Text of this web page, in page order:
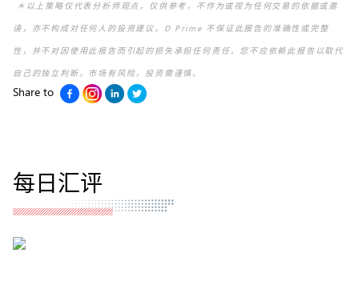
＊以上策略仅代表分析师观点，仅供参考，不作为或视为任何交易的依据或邀
请，亦不构成对任何人的投资建议。D Prime 不保证此报告的准确性或完整
性，并不对因使用此报告而引起的损失承担任何责任，您不应依赖此报告以取代
自己的独立判断。市场有风险，投资需谨慎。
Share to
每日汇评